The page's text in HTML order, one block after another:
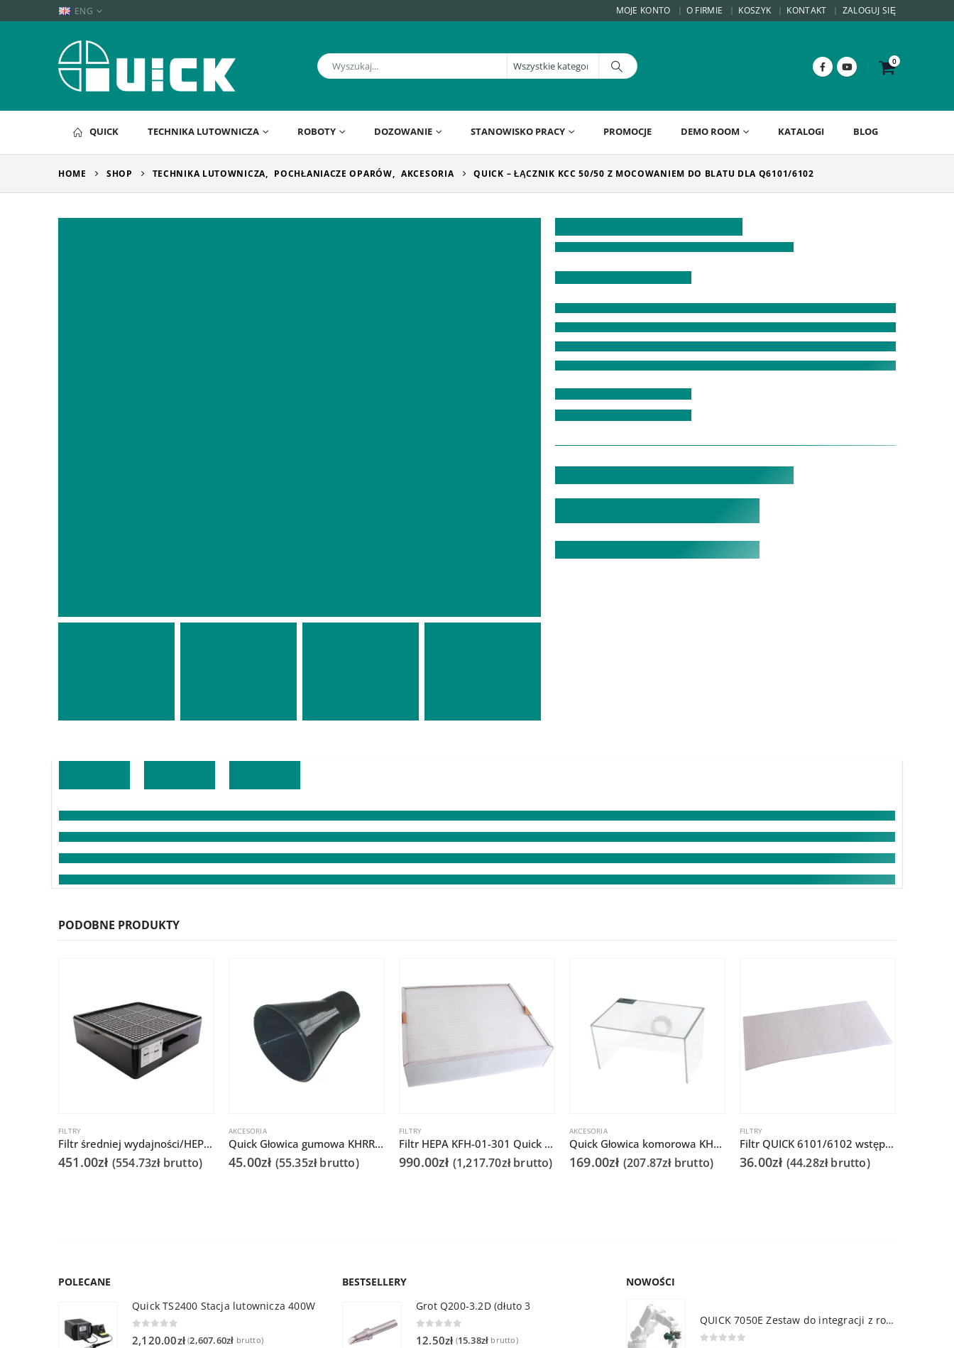
ENG MOJE KONTO O FIRMIE KOSZYK KONTAKT ZALOGUJ SIĘ
0
QUICK TECHNIKA LUTOWNICZA ROBOTY DOZOWANIE STANOWISKO PRACY PROMOCJE DEMO ROOM KATALOGI BLOG
HOME SHOP TECHNIKA LUTOWNICZA, POCHŁANIACZE OPARÓW, AKCESORIA QUICK – ŁĄCZNIK KCC 50/50 Z MOCOWANIEM DO BLATU DLA Q6101/6102
PODOBNE PRODUKTY
FILTRY
Filtr średniej wydajności/HEPA do Quick TF9-S
451.00zł (554.73złbrutto)
AKCESORIA
Quick Głowica gumowa KHRR 75/125mm do Q6101/6102
45.00zł (55.35złbrutto)
FILTRY
Filtr HEPA KFH-01-301 Quick 6301
990.00zł (1,217.70złbrutto)
AKCESORIA
Quick Głowica komorowa KHY2 250x220x150mm do Q6101/6102
169.00zł (207.87złbrutto)
FILTRY
Filtr QUICK 6101/6102 wstępny
36.00zł (44.28złbrutto)
POLECANE
Quick TS2400 Stacja lutownicza 400W
2,120.00zł (2,607.60zł brutto)
BESTSELLERY
Grot Q200-3.2D (dłuto 3
12.50zł (15.38zł brutto)
NOWOŚCI
QUICK 7050E Zestaw do integracji z robotem